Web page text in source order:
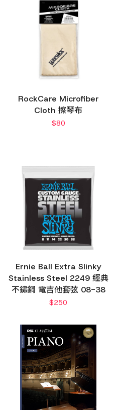
RockCare Microfiber
Cloth 擦琴布
$80
Ernie Ball Extra Slinky
Stainless Steel 2249 經典
不鏽鋼 電吉他套弦 08-38
$250